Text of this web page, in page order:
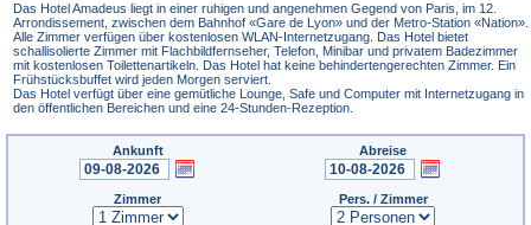
Das Hotel Amadeus liegt in einer ruhigen und angenehmen Gegend von Paris, im 12.
Arrondissement, zwischen dem Bahnhof «Gare de Lyon» und der Metro-Station «Nation».
Alle Zimmer verfügen über kostenlosen WLAN-Internetzugang. Das Hotel bietet
schallisolierte Zimmer mit Flachbildfernseher, Telefon, Minibar und privatem Badezimmer
mit kostenlosen Toilettenartikeln. Das Hotel hat keine behindertengerechten Zimmer. Ein
Frühstücksbuffet wird jeden Morgen serviert.
Das Hotel verfügt über eine gemütliche Lounge, Safe und Computer mit Internetzugang in
den öffentlichen Bereichen und eine 24-Stunden-Rezeption.
Ankunft Abreise
Zimmer Pers. / Zimmer